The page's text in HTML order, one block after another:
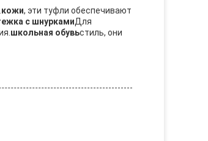
кожи, эти туфли обеспечивают
с шнуркамиДля
школьная обувьстиль, они